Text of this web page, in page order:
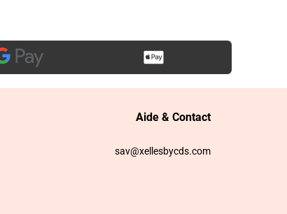
Aide & Contact
sav@xellesbycds.com